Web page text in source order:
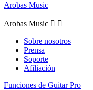
Arobas Music
Arobas Music  
Sobre nosotros
Prensa
Soporte
Afiliación
Funciones de Guitar Pro